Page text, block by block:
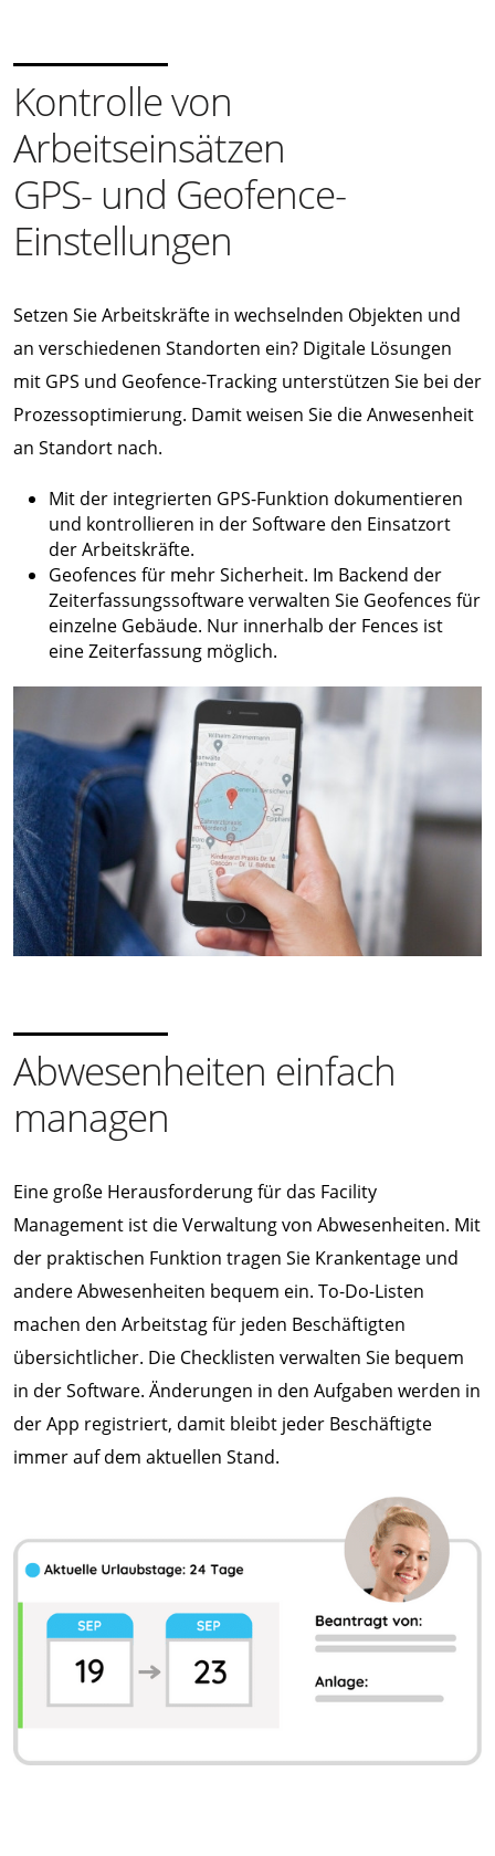
Kontrolle von
Arbeitseinsätzen
GPS- und Geofence-
Einstellungen
Setzen Sie Arbeitskräfte in wechselnden Objekten und
an verschiedenen Standorten ein? Digitale Lösungen
mit GPS und Geofence-Tracking unterstützen Sie bei der
Prozessoptimierung. Damit weisen Sie die Anwesenheit
an Standort nach.
Mit der integrierten GPS-Funktion dokumentieren
und kontrollieren in der Software den Einsatzort
der Arbeitskräfte.
Geofences für mehr Sicherheit. Im Backend der
Zeiterfassungssoftware verwalten Sie Geofences für
einzelne Gebäude. Nur innerhalb der Fences ist
eine Zeiterfassung möglich.
Abwesenheiten einfach
managen
Eine große Herausforderung für das Facility
Management ist die Verwaltung von Abwesenheiten. Mit
der praktischen Funktion tragen Sie Krankentage und
andere Abwesenheiten bequem ein. To-Do-Listen
machen den Arbeitstag für jeden Beschäftigten
übersichtlicher. Die Checklisten verwalten Sie bequem
in der Software. Änderungen in den Aufgaben werden in
der App registriert, damit bleibt jeder Beschäftigte
immer auf dem aktuellen Stand.